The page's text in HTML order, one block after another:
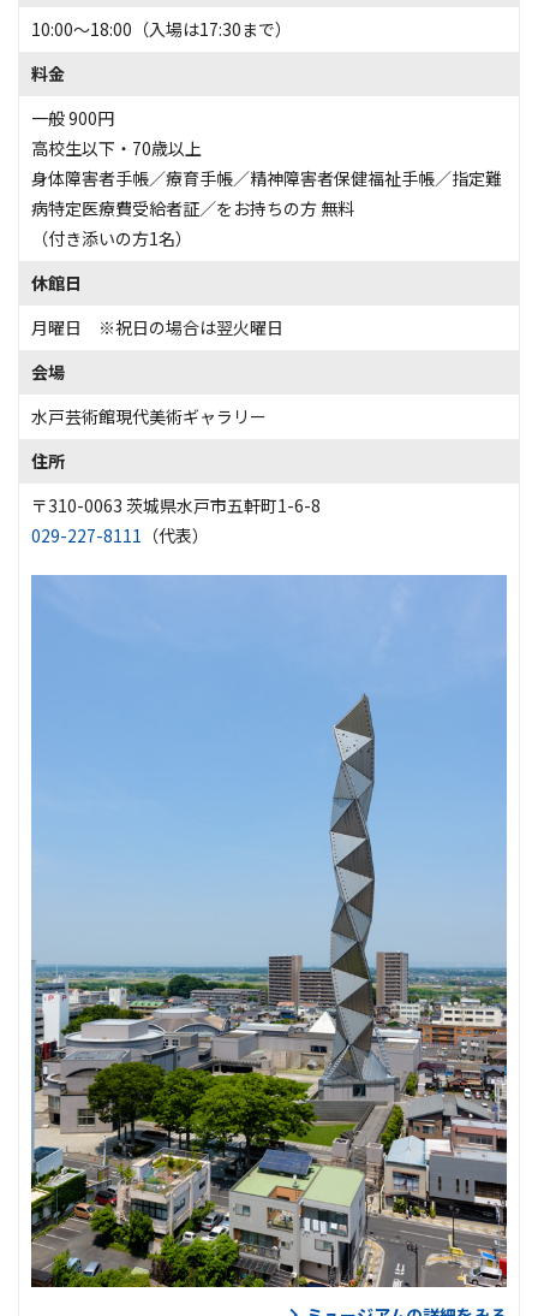
10:00〜18:00（入場は17:30まで）
料金
一般 900円
高校生以下・70歳以上
身体障害者手帳／療育手帳／精神障害者保健福祉手帳／指定難
病特定医療費受給者証／をお持ちの方 無料
（付き添いの方1名）
休館日
月曜日 ※祝日の場合は翌火曜日
会場
水戸芸術館現代美術ギャラリー
住所
〒310-0063 茨城県水戸市五軒町1-6-8
029-227-8111 （代表）